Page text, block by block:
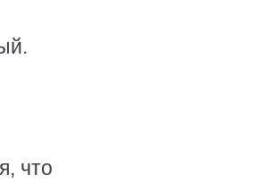
что